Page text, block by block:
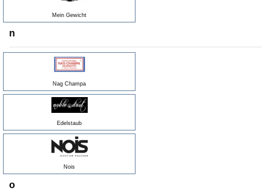
Mein Gewicht
n
Nag Champa
Edelstaub
Nois
o